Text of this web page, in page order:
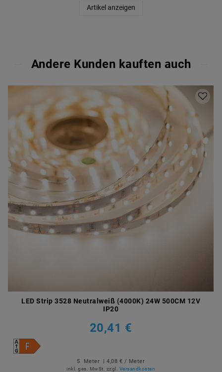
Artikel anzeigen
Andere Kunden kauften auch
LED Strip 3528 Neutralweiß (4000K) 24W 500CM 12V
IP20
20,41 €
5 Meter | 4,08 € / Meter
inkl. ges. MwSt. zzgl. Versandkosten